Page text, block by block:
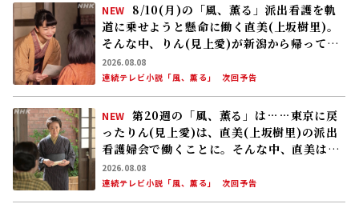
NEW
8/10(月)の「風、薫る」派出看護を軌
道に乗せようと懸命に働く直美(上坂樹里)。
そんな中、りん(見上愛)が新潟から帰ってく
る
2026.08.08
連続テレビ小説「風、薫る」
次回予告
NEW 第20週の「風、薫る」は……東京に戻
ったりん(見上愛)は、直美(上坂樹里)の派出
看護婦会で働くことに。そんな中、直美は自
分の理想とした無償の看護を始める
2026.08.08
連続テレビ小説「風、薫る」
次回予告